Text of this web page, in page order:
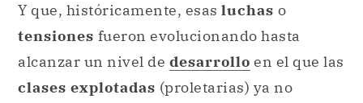
Y que, históricamente, esas luchas o
tensiones fueron evolucionando hasta
alcanzar un nivel de desarrollo en el que las
clases explotadas (proletarias) ya no